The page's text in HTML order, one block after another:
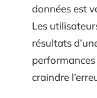
données est
Les
résultats
craindre